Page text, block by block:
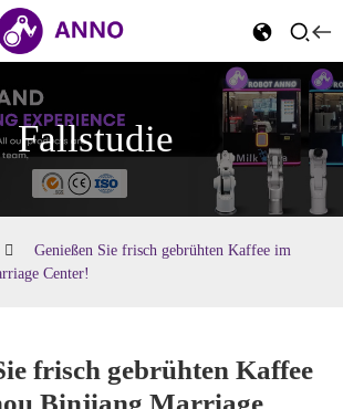
Fallstudie
Genießen Sie frisch gebrühten Kaffee im
Center!
frisch gebrühten Kaffee
Binjiang Marriage